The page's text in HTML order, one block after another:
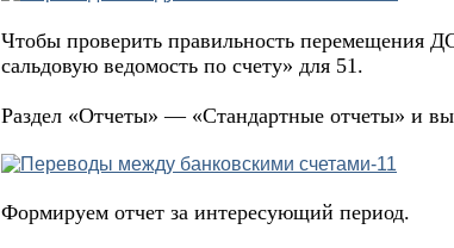
Чтобы проверить правильность перемещения
сальдовую ведомость по счету» для 51.
Раздел «Отчеты» — «Стандартные отчеты» и
Формируем отчет за интересующий период.